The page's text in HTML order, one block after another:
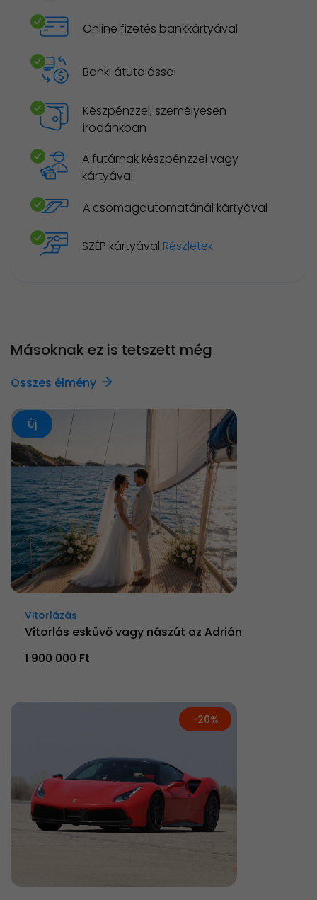
Online fizetés bankkártyával
Banki átutalással
Készpénzzel, személyesen
irodánkban
A futárnak készpénzzel vagy
kártyával
A csomagautomatánál kártyával
SZÉP kártyával Részletek
Másoknak ez is tetszett még
Összes élmény
Új
Vitorlázás
Vitorlás esküvő vagy nászút az Adrián
1 900 000 Ft
-20%